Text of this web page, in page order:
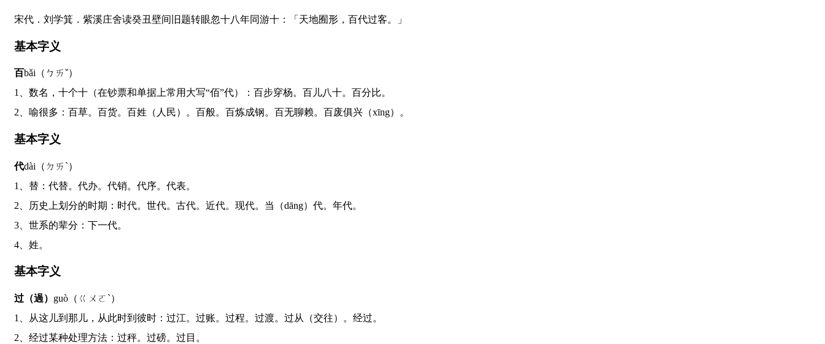
宋代．刘学箕．紫溪庄舍读癸丑壁间旧题转眼忽十八年同游十：「天地囿形，百代过客。」
基本字义
百bǎi（ㄅㄞˇ）
1、数名，十个十（在钞票和单据上常用大写“佰”代）：百步穿杨。百儿八十。百分比。
2、喻很多：百草。百货。百姓（人民）。百般。百炼成钢。百无聊赖。百废俱兴（xīng）。
基本字义
代dài（ㄉㄞˋ）
1、替：代替。代办。代销。代序。代表。
2、历史上划分的时期：时代。世代。古代。近代。现代。当（dāng）代。年代。
3、世系的辈分：下一代。
4、姓。
基本字义
过（過） guò（ㄍㄨㄛˋ）
1、从这儿到那儿，从此时到彼时：过江。过账。过程。过渡。过从（交往）。经过。
2、经过某种处理方法：过秤。过磅。过目。